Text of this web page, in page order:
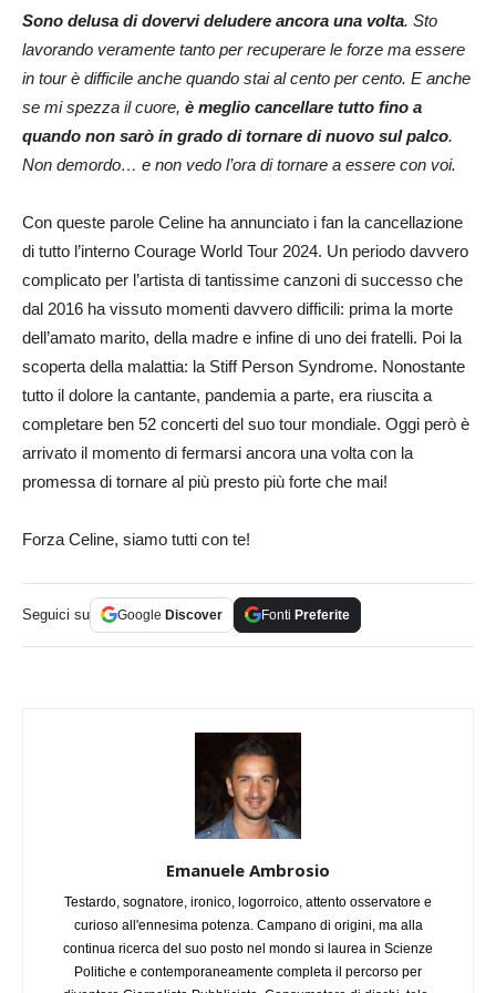
Sono delusa di dovervi deludere ancora una volta. Sto
lavorando veramente tanto per recuperare le forze ma essere
in tour è difficile anche quando stai al cento per cento. E anche
se mi spezza il cuore, è meglio cancellare tutto fino a
quando non sarò in grado di tornare di nuovo sul palco.
Non demordo… e non vedo l’ora di tornare a essere con voi.
Con queste parole Celine ha annunciato i fan la cancellazione
di tutto l’interno Courage World Tour 2024. Un periodo davvero
complicato per l’artista di tantissime canzoni di successo che
dal 2016 ha vissuto momenti davvero difficili: prima la morte
dell’amato marito, della madre e infine di uno dei fratelli. Poi la
scoperta della malattia: la Stiff Person Syndrome. Nonostante
tutto il dolore la cantante, pandemia a parte, era riuscita a
completare ben 52 concerti del suo tour mondiale. Oggi però è
arrivato il momento di fermarsi ancora una volta con la
promessa di tornare al più presto più forte che mai!
Forza Celine, siamo tutti con te!
Seguici su Google Discover Fonti Preferite
Emanuele Ambrosio
Testardo, sognatore, ironico, logorroico, attento osservatore e
curioso all'ennesima potenza. Campano di origini, ma alla
continua ricerca del suo posto nel mondo si laurea in Scienze
Politiche e contemporaneamente completa il percorso per